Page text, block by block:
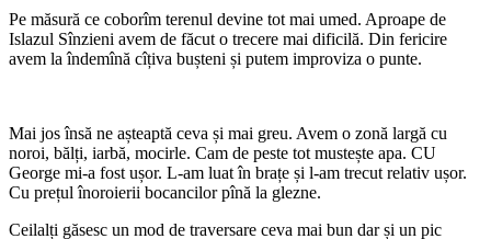
Pe măsură ce coborîm terenul devine tot mai umed. Aproape de
Islazul Sînzieni avem de făcut o trecere mai dificilă. Din fericire
avem la îndemînă cîțiva bușteni și putem improviza o punte.
Mai jos însă ne așteaptă ceva și mai greu. Avem o zonă largă cu
noroi, bălți, iarbă, mocirle. Cam de peste tot mustește apa. CU
George mi-a fost ușor. L-am luat în brațe și l-am trecut relativ ușor.
Cu prețul înoroierii bocancilor pînă la glezne.
Ceilalți găsesc un mod de traversare ceva mai bun dar și un pic